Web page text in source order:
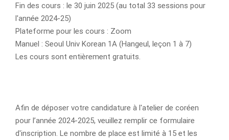
Fin des cours : le 30 juin 2025 (au total 33 sessions pour
l'année 2024-25)
Plateforme pour les cours : Zoom
Manuel : Seoul Univ Korean 1A (Hangeul, leçon 1 à 7)
Les cours sont entièrement gratuits.
Afin de déposer votre candidature à l'atelier de coréen
pour l’année 2024-2025, veuillez remplir ce formulaire
d'inscription. Le nombre de place est limité à 15 et les